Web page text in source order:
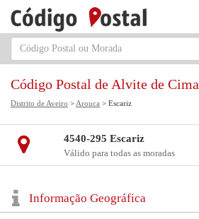
Código Postal de Alvite de Cima
Distrito de Aveiro > Arouca > Escariz
4540-295 Escariz
Válido para todas as moradas
Informação Geográfica